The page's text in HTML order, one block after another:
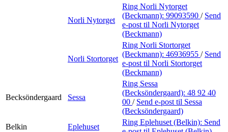
Norli Nytorget
Ring Norli Nytorget
(Beckmann): 99093590 / Send
e-post til Norli Nytorget
(Beckmann)
Norli Stortorget
Ring Norli Stortorget
(Beckmann): 46936955 / Send
e-post til Norli Stortorget
(Beckmann)
Becksöndergaard Sessa
Ring Sessa
(Becksöndergaard): 48 92 40
00 / Send e-post til Sessa
(Becksöndergaard)
Belkin
Eplehuset
Ring Eplehuset (Belkin): Send